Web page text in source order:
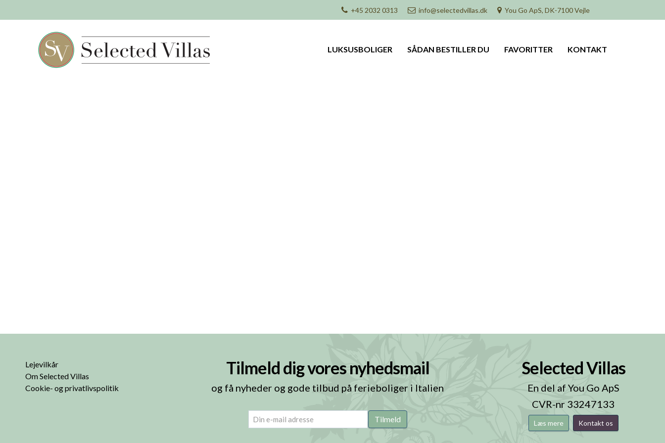
+45 2032 0313 info@selectedvillas.dk You Go ApS, DK-7100 Vejle
LUKSUSBOLIGER SÅDAN BESTILLER DU FAVORITTER KONTAKT
Lejevilkår
Om Selected Villas
Cookie- og privatlivspolitik
Tilmeld dig vores nyhedsmail
og få nyheder og gode tilbud på ferieboliger i Italien
email (Påkrævet) Tilmeld
Selected Villas
En del af You Go ApS
CVR-nr 33247133
Læs mere Kontakt os